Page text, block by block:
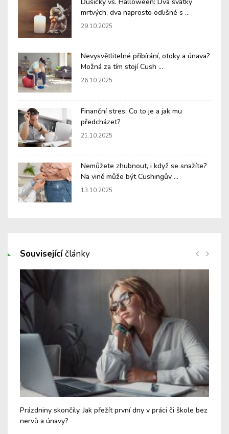
mrtvých, dva naprosto odlišné s ...
29.10.2025
Nevysvětlitelné přibírání, otoky a únava?
Možná za tím stojí Cush ...
26.10.2025
Finanční stres: Co to je a jak mu
předcházet?
21.10.2025
Nemůžete zhubnout, i když se snažíte?
Na vině může být Cushingův ...
13.10.2025
Souvisejícíčlánky
Prázdniny skončily. Jak přežít první dny v práci či škole bez
nervů a únavy?